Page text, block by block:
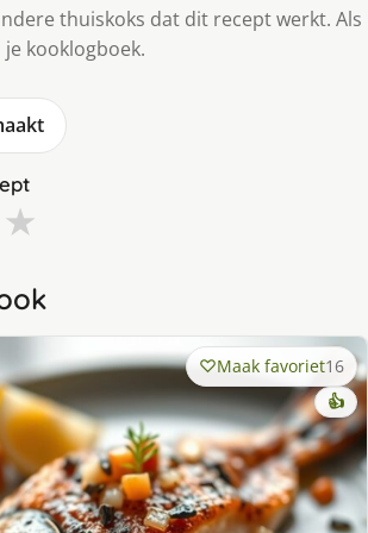
thuiskoks dat dit recept werkt. Als
kooklogboek.
★
Maak favoriet16
👍